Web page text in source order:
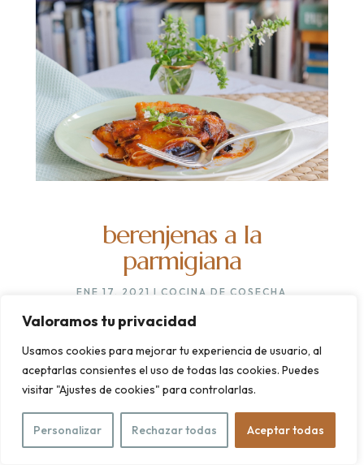
Valoramos tu privacidad
Usamos cookies para mejorar tu experiencia de usuario, al
aceptarlas consientes el uso de todas las cookies. Puedes
visitar "Ajustes de cookies" para controlarlas.
Personalizar Rechazar todas Aceptar todas
berenjenas a la
parmigiana
ENE 17, 2021 |COCINA DE COSECHA
Invierno y horno son una pareja feliz.